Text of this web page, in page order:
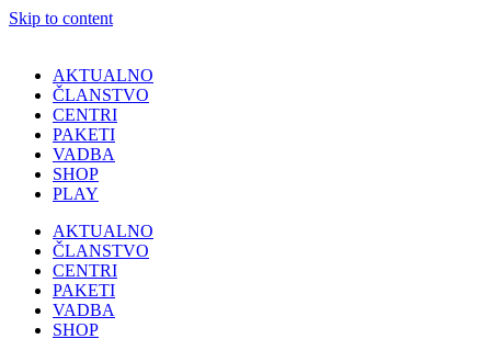
Skip to content
AKTUALNO
ČLANSTVO
CENTRI
PAKETI
VADBA
SHOP
PLAY
AKTUALNO
ČLANSTVO
CENTRI
PAKETI
VADBA
SHOP